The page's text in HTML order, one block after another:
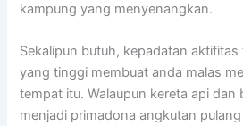
kampung yang menyenangkan.
Sekalipun butuh, kepadatan
yang tinggi membuat anda malas
tempat itu. Walaupun kereta api dan
menjadi primadona angkutan